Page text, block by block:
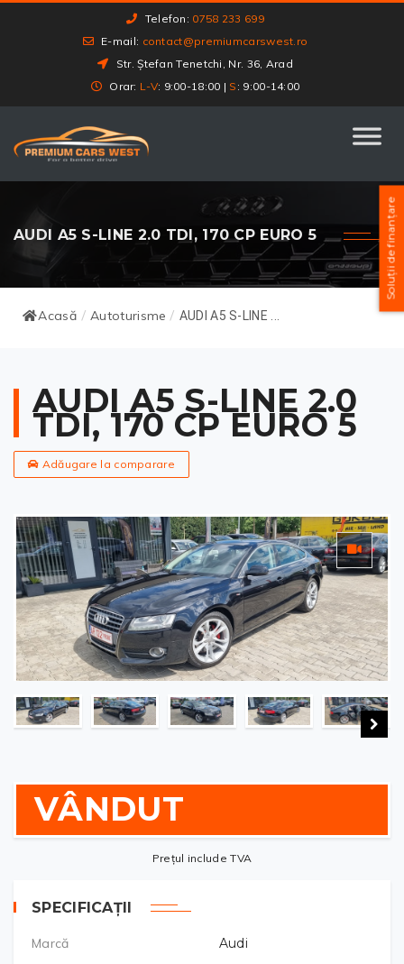
Telefon: 0758 233 699
E-mail: contact@premiumcarswest.ro
Str. Ștefan Tenetchi, Nr. 36, Arad
Orar: L-V: 9:00-18:00 | S : 9:00-14:00
AUDI A5 S-LINE 2.0 TDI, 170 CP EURO 5
Acasă / Autoturisme / AUDI A5 S-LINE ...
AUDI A5 S-LINE 2.0
TDI, 170 CP EURO 5
Adăugare la comparare
VÂNDUT
Prețul include TVA
SPECIFICAȚII
Marcă
Audi
Soluții de finanțare